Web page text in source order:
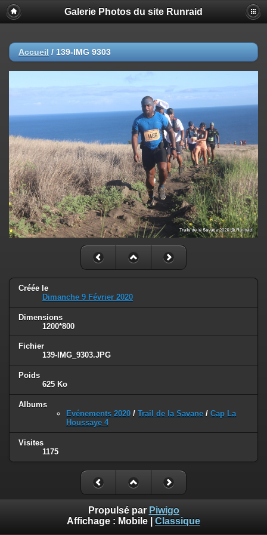
Galerie Photos du site Runraid
Accueil / 139-IMG 9303
Créée le
Dimanche 9 Février 2020
Dimensions
1200*800
Fichier
139-IMG_9303.JPG
Poids
625 Ko
Albums
Evénements 2020 / Trail de la Savane / Cap La
Houssaye 4
Visites
1175
Propulsé par Piwigo
Affichage : Mobile Classique